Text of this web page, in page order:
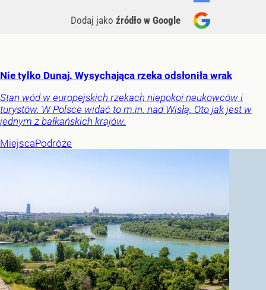
Dodaj jako źródło w Google
Nie tylko Dunaj. Wysychająca rzeka odsłoniła wrak
Stan wód w europejskich rzekach niepokoi naukowców i
turystów. W Polsce widać to m.in. nad Wisłą. Oto jak jest w
jednym z bałkańskich krajów.
MiejscaPodróże